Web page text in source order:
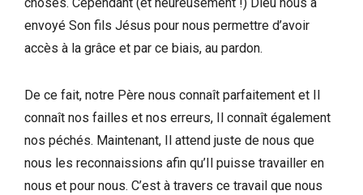
envoyé Son fils Jésus pour nous permettre d’avoir
accès à la grâce et par ce biais, au pardon.
De ce fait, notre Père nous connaît parfaitement et Il
connaît nos failles et nos erreurs, Il connaît également
nos péchés. Maintenant, Il attend juste de nous que
nous les reconnaissions afin qu’Il puisse travailler en
nous et pour nous. C’est à travers ce travail que nous